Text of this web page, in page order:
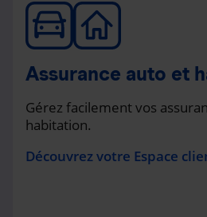
Assurance auto et
Gérez facilement vos
habitation.
Découvrez votre Espace